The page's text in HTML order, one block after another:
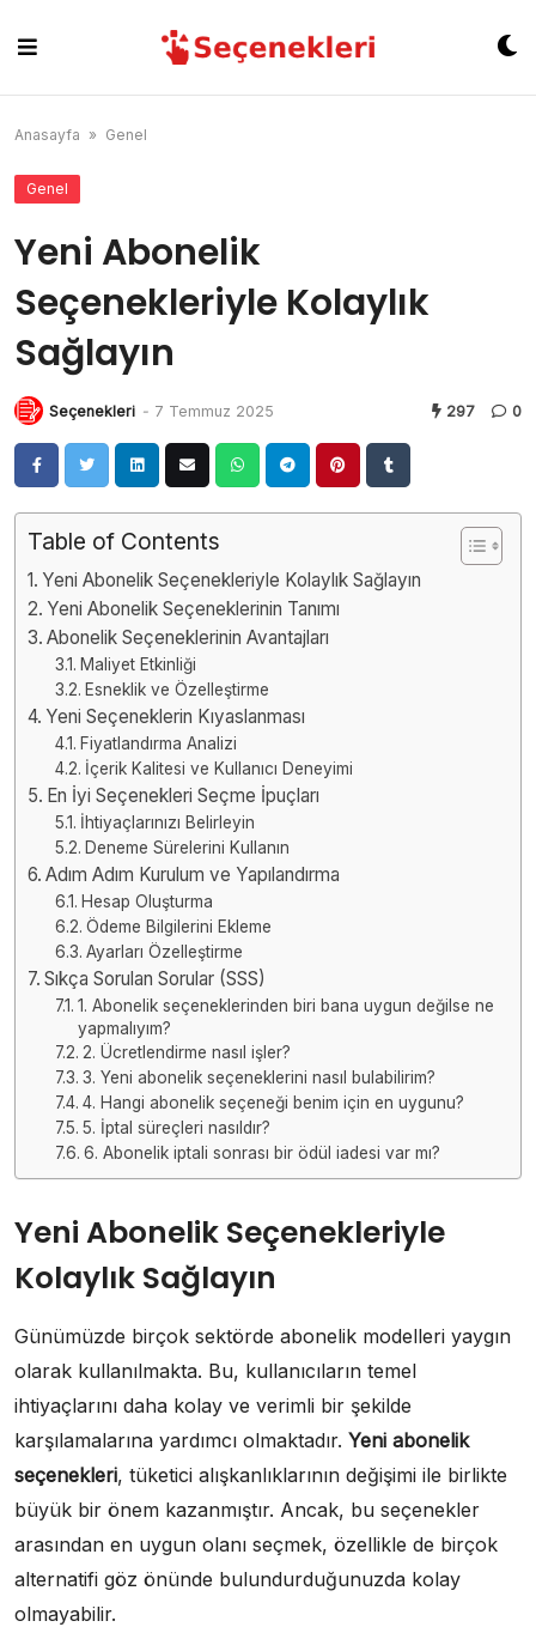
content
Anasayfa » Genel
Genel
Yeni Abonelik
Seçenekleriyle Kolaylık
Sağlayın
Seçenekleri - 7 Temmuz 2025 297 0
Table of Contents
Yeni Abonelik Seçenekleriyle Kolaylık Sağlayın
Yeni Abonelik Seçeneklerinin Tanımı
Abonelik Seçeneklerinin Avantajları
Maliyet Etkinliği
Esneklik ve Özelleştirme
Yeni Seçeneklerin Kıyaslanması
Fiyatlandırma Analizi
İçerik Kalitesi ve Kullanıcı Deneyimi
En İyi Seçenekleri Seçme İpuçları
İhtiyaçlarınızı Belirleyin
Deneme Sürelerini Kullanın
Adım Adım Kurulum ve Yapılandırma
Hesap Oluşturma
Ödeme Bilgilerini Ekleme
Ayarları Özelleştirme
Sıkça Sorulan Sorular (SSS)
1. Abonelik seçeneklerinden biri bana uygun değilse ne
yapmalıyım?
2. Ücretlendirme nasıl işler?
3. Yeni abonelik seçeneklerini nasıl bulabilirim?
4. Hangi abonelik seçeneği benim için en uygunu?
5. İptal süreçleri nasıldır?
6. Abonelik iptali sonrası bir ödül iadesi var mı?
Yeni Abonelik Seçenekleriyle
Kolaylık Sağlayın
Günümüzde birçok sektörde abonelik modelleri yaygın
olarak kullanılmakta. Bu, kullanıcıların temel
ihtiyaçlarını daha kolay ve verimli bir şekilde
karşılamalarına yardımcı olmaktadır. Yeni abonelik
seçenekleri, tüketici alışkanlıklarının değişimi ile birlikte
büyük bir önem kazanmıştır. Ancak, bu seçenekler
arasından en uygun olanı seçmek, özellikle de birçok
alternatifi göz önünde bulundurduğunuzda kolay
olmayabilir.